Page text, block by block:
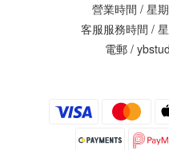
營業時間 / 星
客服服務時間 /
電郵 /